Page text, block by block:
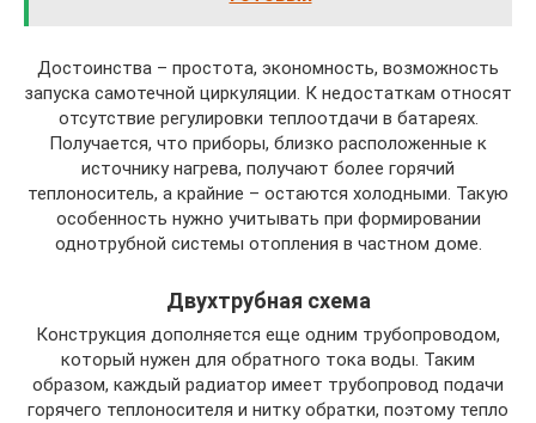
Достоинства – простота, экономность, возможность
запуска самотечной циркуляции. К недостаткам относят
отсутствие регулировки теплоотдачи в батареях.
Получается, что приборы, близко расположенные к
источнику нагрева, получают более горячий
теплоноситель, а крайние – остаются холодными. Такую
особенность нужно учитывать при формировании
однотрубной системы отопления в частном доме.
Двухтрубная схема
Конструкция дополняется еще одним трубопроводом,
который нужен для обратного тока воды. Таким
образом, каждый радиатор имеет трубопровод подачи
горячего теплоносителя и нитку обратки, поэтому тепло